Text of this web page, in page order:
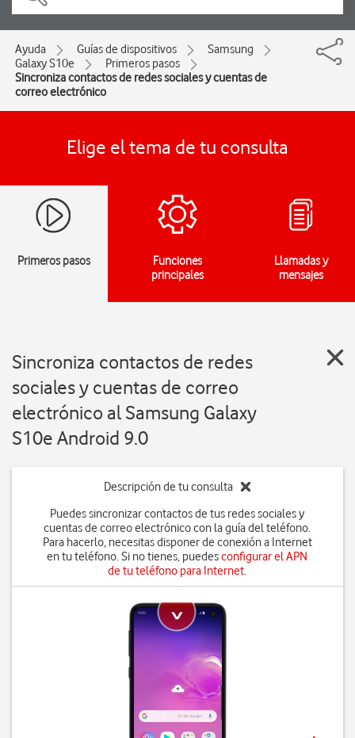
Ayuda Guías de dispositivos
Samsung
Galaxy S10e
Primeros pasos
Sincroniza contactos de redes sociales y cuentas de
correo electrónico
Elige el tema de tu consulta
Primeros pasos
Funciones
principales
Llamadas y
mensajes
Sincroniza contactos de redes
sociales y cuentas de correo
electrónico al Samsung Galaxy
S10e Android 9.0
Descripción de tu consulta
Puedes sincronizar contactos de tus redes sociales y
cuentas de correo electrónico con la guía del teléfono.
Para hacerlo, necesitas disponer de conexión a Internet
en tu teléfono. Si no tienes, puedesconfigurar el APN
de tu teléfono para Internet.